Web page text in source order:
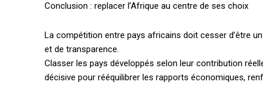
Annonces
Le magazine
Conclusion : replacer l’Afrique au centre de ses choix
La compétition entre pays africains doit cesser d’être
et de transparence.
Classer les pays développés selon leur contribution
décisive pour rééquilibrer les rapports économiques,